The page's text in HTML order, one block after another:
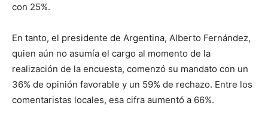
con 25%.
En tanto, el presidente de Argentina, Alberto Fernández,
quien aún no asumía el cargo al momento de la
realización de la encuesta, comenzó su mandato con un
36% de opinión favorable y un 59% de rechazo. Entre los
comentaristas locales, esa cifra aumentó a 66%.